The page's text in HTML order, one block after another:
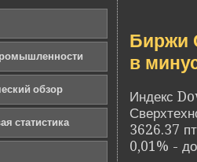
обзор
статистика
Биржи
в
Инде­кс
3626.37
0,01% -